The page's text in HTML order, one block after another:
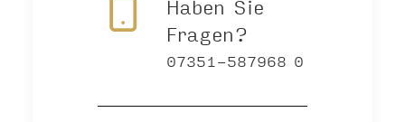
Haben Sie
Fragen?
07351-587968 0